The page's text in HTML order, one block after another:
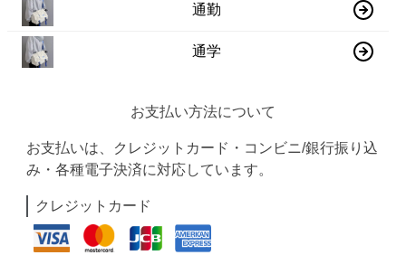
通勤
通学
お支払い方法について
お支払いは、クレジットカード・コンビニ/銀行振り込
み・各種電子決済に対応しています。
クレジットカード